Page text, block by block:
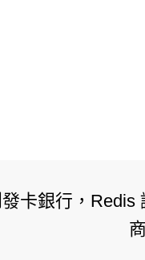
發卡銀行，